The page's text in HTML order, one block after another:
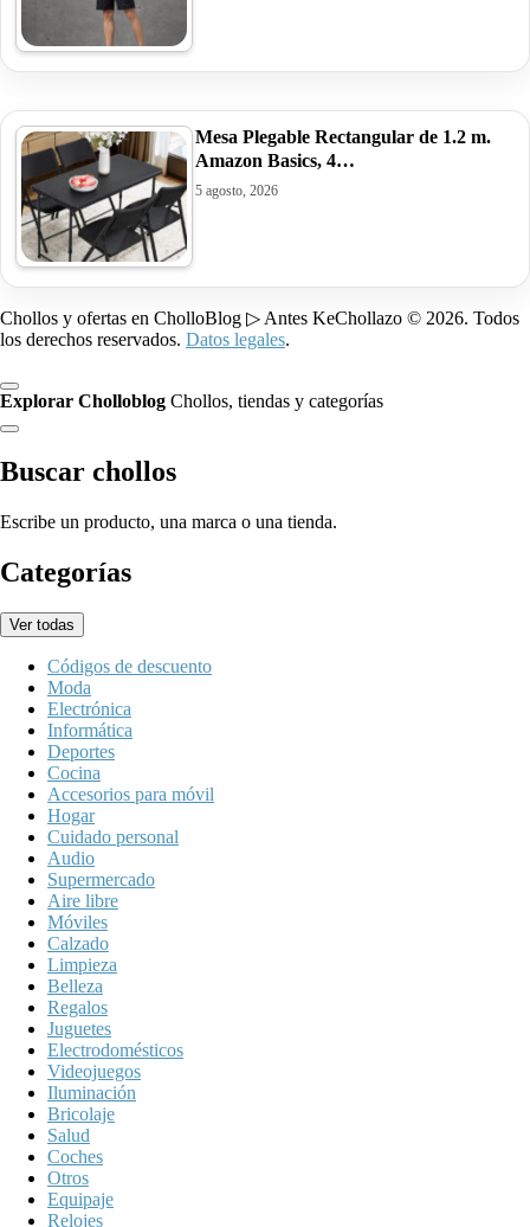
Mesa Plegable Rectangular de 1.2 m.
Amazon Basics, 4…
5 agosto, 2026
Chollos y ofertas en CholloBlog ▷ Antes KeChollazo © 2026. Todos
los derechos reservados. Datos legales.
Explorar Cholloblog Chollos, tiendas y categorías
Buscar chollos
Escribe un producto, una marca o una tienda.
Categorías
Ver todas
Códigos de descuento
Moda
Electrónica
Informática
Deportes
Cocina
Accesorios para móvil
Hogar
Cuidado personal
Audio
Supermercado
Aire libre
Móviles
Calzado
Limpieza
Belleza
Regalos
Juguetes
Electrodomésticos
Videojuegos
Iluminación
Bricolaje
Salud
Coches
Otros
Equipaje
Relojes